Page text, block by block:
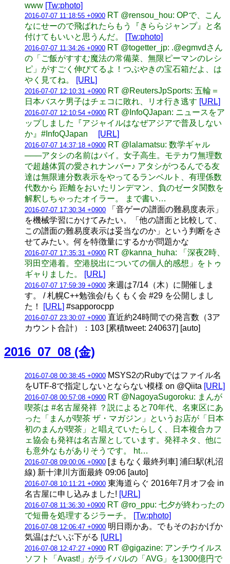
www [Tw:photo]
2016-07-07 11:18:55 +0900 RT @rensou_hou: OPで、こん
なにせーので飛ばれたらもう『きららジャンプ』と名
付けてもいいと思うんだ。
[Tw:photo]
2016-07-07 11:34:26 +0900 RT @togetter_jp: .@egmvdさん
の「ご飯がすすむ魔法の常備菜、無限ピーマンのレシ
ピ」がすごく伸びてるよ！つぶやきの宝石箱だよ、は
やく見てね。
[URL]
2016-07-07 12:10:31 +0900 RT @ReutersJpSports: 五輪＝
日本バスケ男子はチェコに敗れ、リオ行き逃す [URL]
2016-07-07 12:10:54 +0900 RT @InfoQJapan: ニュースをア
ップしました『アジャイルはなぜアジアで普及しない
か』#InfoQJapan
[URL]
2016-07-07 14:37:18 +0900 RT @lalamatsu: 数学ギャル
───アタシの名前はパイ。女子高生。モテカワ無理数
で超越体質の愛されナンバー♪ アタシがつるんでる友
達は無限連分数表示をやってるランベルト、有理係数
代数から 距離をおいたリンデマン、負のゼータ関数を
解釈しちゃったオイラー。 まで書い…
2016-07-07 17:30:34 +0900 「音ゲーの譜面の難易度表示」
を機械学習にかけてみたい。「他の譜面と比較して、
この譜面の難易度表示は妥当なのか」という判断をさ
せてみたい。何を特徴量にするかが問題かな
2016-07-07 17:35:31 +0900 RT @kanna_huha: 「深夜2時、
羽田空港着。空港脱出についての個人的感想」をトゥ
ギャりました。
[URL]
2016-07-07 17:59:39 +0900 来週は7/14（木）に開催しま
す。 / 札幌C++勉強会/もくもく会 #29 を公開しまし
た！
[URL] #sapporocpp
2016-07-07 23:30:07 +0900 直近約24時間での発言数（3ア
カウント合計）：103 [累積tweet: 240637] [auto]
2016_07_08 (金)
2016-07-08 00:38:45 +0900 MSYS2のRubyではファイル名
をUTF-8で指定しないとならない模様 on @Qiita [URL]
2016-07-08 00:57:08 +0900 RT @NagoyaSugoroku: まんが
喫茶は #名古屋発祥 ？説によると70年代、名東区にあ
った「まんが喫茶 ザ・マガジン」というお店が「日本
初のまんが喫茶」と唱えていたらしく、日本複合カフ
ェ協会も発祥は名古屋としています。発祥ネタ、他に
も意外なもがありそうです。 ht…
2016-07-08 09:00:06 +0900 [まもなく最終列車] 浦臼駅(札沼
線) 新十津川方面最終 09:06 [auto]
2016-07-08 10:11:21 +0900 東海道らぐ 2016年7月オフ会 in
名古屋に申し込みました! [URL]
2016-07-08 11:36:30 +0900 RT @ro_ppu: 七夕が終わったの
で短冊を処理するジラーチ。
[Tw:photo]
2016-07-08 12:06:47 +0900 明日雨かあ。でもそのおかげか
気温はだいぶ下がる [URL]
2016-07-08 12:47:27 +0900 RT @gigazine: アンチウイルス
ソフト「Avast!」がライバルの「AVG」を1300億円で